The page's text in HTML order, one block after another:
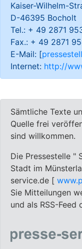
Kaiser-Wilhelm-
D-46395 Bocholt
Tel.: + 49 2871
Fax.: + 49 2871
E-Mail: [
Internet: http://
Sämtliche Texte
Quelle frei
sind willkommen.
Die Pressestelle "
Stadt im
service.de [
Sie Mitteilungen
und als RSS-Feed